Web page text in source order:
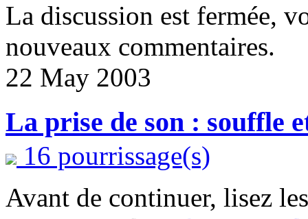
La discussion est fermée,
nouveaux commentaires.
22 May 2003
La prise de son : souffle
16 pourrissage(s)
Avant de continuer, lisez